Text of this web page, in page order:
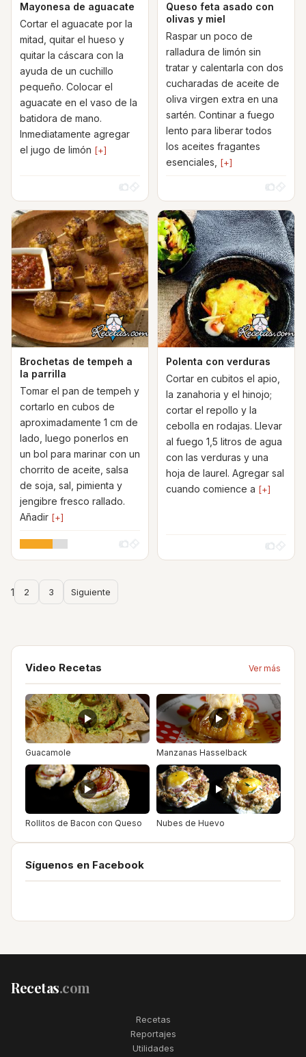
Mayonesa de aguacate
Cortar el aguacate por la
mitad, quitar el hueso y
quitar la cáscara con la
ayuda de un cuchillo
pequeño. Colocar el
aguacate en el vaso de la
batidora de mano.
Inmediatamente agregar
el jugo de limón [+]
Queso feta asado con
olivas y miel
Raspar un poco de
ralladura de limón sin
tratar y calentarla con dos
cucharadas de aceite de
oliva virgen extra en una
sartén. Continar a fuego
lento para liberar todos
los aceites fragantes
esenciales, [+]
Brochetas de tempeh a
la parrilla
Tomar el pan de tempeh y
cortarlo en cubos de
aproximadamente 1 cm de
lado, luego ponerlos en
un bol para marinar con un
chorrito de aceite, salsa
de soja, sal, pimienta y
jengibre fresco rallado.
Añadir [+]
Polenta con verduras
Cortar en cubitos el apio,
la zanahoria y el hinojo;
cortar el repollo y la
cebolla en rodajas. Llevar
al fuego 1,5 litros de agua
con las verduras y una
hoja de laurel. Agregar sal
cuando comience a [+]
1 2 3 Siguiente
Video Recetas Ver más
Guacamole Manzanas Hasselback
Rollitos de Bacon con Queso Nubes de Huevo
Síguenos en Facebook
Recetas.com
Recetas
Reportajes
Utilidades